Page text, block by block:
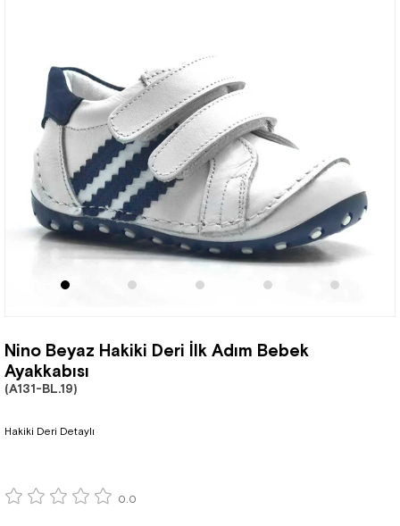
Nino Beyaz Hakiki Deri İlk Adım Bebek
Ayakkabısı
(A131-BL.19)
Hakiki Deri Detaylı
0.0